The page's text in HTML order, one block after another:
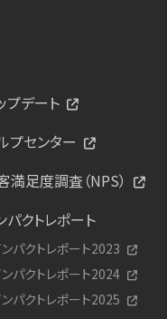
プデート
プセンター
満足度調査（NPS）
パクトレポート
パクトレポート2023
パクトレポート2024
パクトレポート2025